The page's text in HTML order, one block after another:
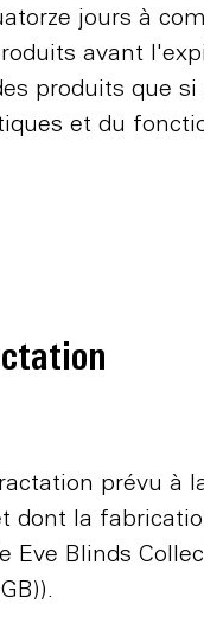
jours à
avant
produits que
et du
prévu à
dont la
Blinds